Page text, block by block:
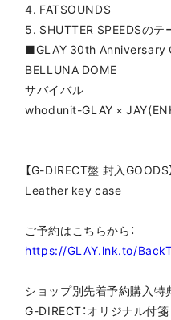
4. FATSOUNDS
5. SHUTTER SPEEDSのテ
■GLAY 30th Anniversary
BELLUNA DOME
サバイバル
whodunit-GLAY ×
【G-DIRECT盤 封入GOODS
Leather key case
ご予約はこちらから：
https://GLAY.lnk.to/
ショップ別先着予約購入特
G-DIRECT：オリジナル付箋